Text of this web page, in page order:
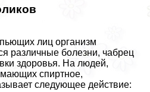
лиц организм
различные болезни, чабрец
здоровья. На людей,
спиртное,
следующее действие: